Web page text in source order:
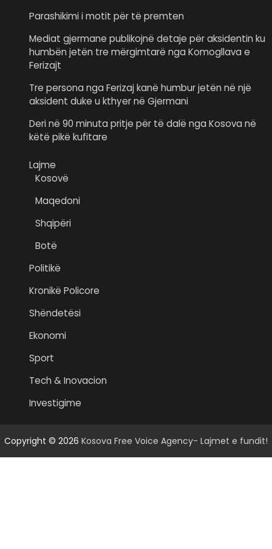
Parashikimi i motit për të premten
Mediat gjermane publikojnë detaje për aksidentin ku
humbën jetën tre mërgimtarë nga Komogllava e
Ferizajt
Tre persona nga Ferizaj kanë humbur jetën në një
aksident duke u kthyer në Gjermani
Deri në 90 minuta pritje për të dalë nga Kosova në
këtë pikë kufitare
Lajme
Kosovë
Maqedoni
Shqipëri
Botë
Politikë
Kronikë Policore
Shëndetësi
Ekonomi
Sport
Tech & Inovacion
Investigime